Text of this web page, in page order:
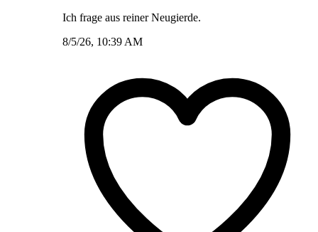
Ich frage aus reiner Neugierde.
8/5/26, 10:39 AM